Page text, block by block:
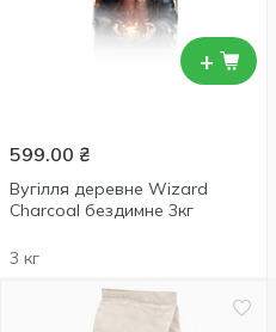
+
599.00 ₴
Вугілля деревне Wizard
Charcoal бездимне 3кг
3 кг